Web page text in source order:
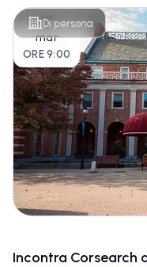
Di persona
17
mar
ORE 9:00
Incontra Corsearch